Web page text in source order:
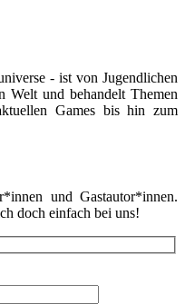
- ist von Jugendlichen
Welt und behandelt Themen
Games bis hin zum
und Gastautor*innen.
doch einfach bei uns!